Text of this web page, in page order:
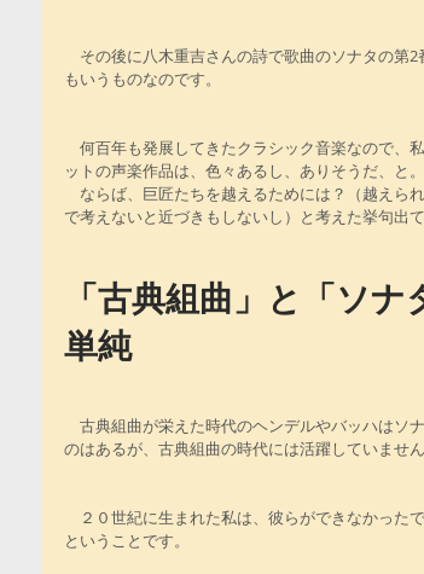
その後に八木重吉さんの詩で歌曲のソナタの第
もいうものなのです。
何百年も発展してきたクラシック音楽なので、
ットの声楽作品は、色々あるし、ありそうだ、と。
ならば、巨匠たちを越えるためには？（越えら
で考えないと近づきもしないし）と考えた挙句出
「古典組曲」と「ソ
単純
古典組曲が栄えた時代のヘンデルやバッハはソ
のはあるが、古典組曲の時代には活躍していません
２０世紀に生まれた私は、彼らができなかった
ということです。